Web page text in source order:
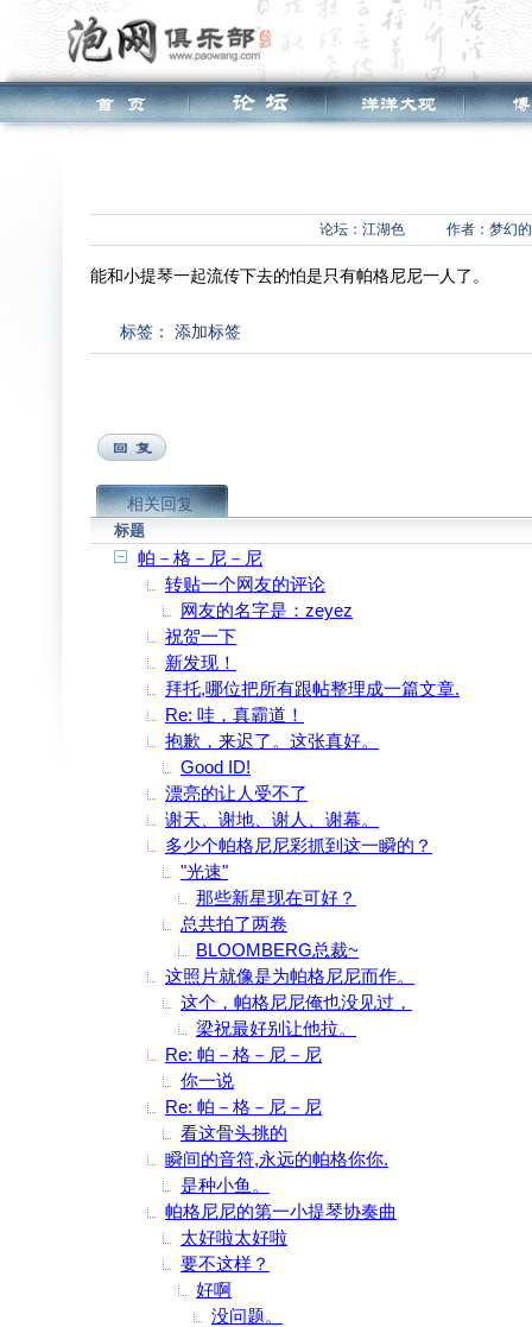
论坛： 江湖色 作者：梦幻
能和小提琴一起流传下去的怕是只有帕格尼尼一人了。
标签： 添加标签
相关回复
标题
帕－格－尼－尼
转贴一个网友的评论
网友的名字是：zeyez
祝贺一下
新发现！
拜托,哪位把所有跟帖整理成一篇文章.
Re: 哇，真霸道！
抱歉，来迟了。这张真好。
Good ID!
漂亮的让人受不了
谢天、谢地、谢人、谢幕。
多少个帕格尼尼彩抓到这一瞬的？
"光速"
那些新星现在可好？
总共拍了两卷
BLOOMBERG总裁~
这照片就像是为帕格尼尼而作。
这个，帕格尼尼俺也没见过，
梁祝最好别让他拉。
Re: 帕－格－尼－尼
你一说
Re: 帕－格－尼－尼
看这骨头挑的
瞬间的音符,永远的帕格你你.
是种小鱼。
帕格尼尼的第一小提琴协奏曲
太好啦太好啦
要不这样？
好啊
没问题。